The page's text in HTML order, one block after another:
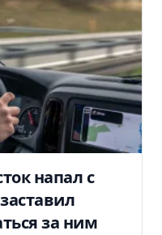
напал с
за ним